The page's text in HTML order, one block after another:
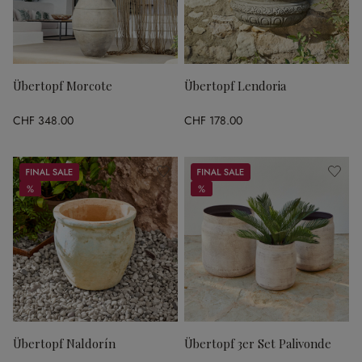
Übertopf Morcote
CHF 348.00
Übertopf Lendoria
CHF 178.00
Sale
%
%
Übertopf Naldorín
Sale
%
%
Übertopf 3er Set Palivonde